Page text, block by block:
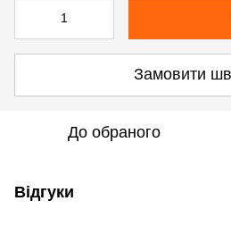
Замовити
До обраного
Відгуки